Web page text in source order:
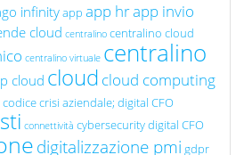
infinityapp app hrapp invio
cloud centralino centralino cloud
centralino virtuale centralino
cloud cloud cloud computing
codice crisi aziendale; digital CFO
connettività cybersecuritydigital CFO
digitalizzazione pmi gdpr